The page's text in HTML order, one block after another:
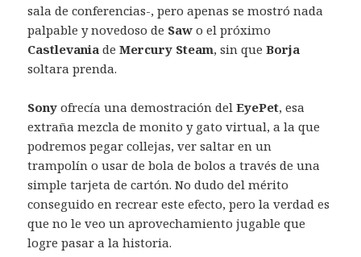
sala de conferencias-, pero apenas se mostró nada
palpable y novedoso de Saw o el próximo
Castlevania deMercury Steam, sin queBorja
soltara prenda.
Sonyofrecía una demostración delEyePet, esa
extraña mezcla de monito y gato virtual, a la que
podremos pegar collejas, ver saltar en un
trampolín o usar de bola de bolos a través de una
simple tarjeta de cartón. No dudo del mérito
conseguido en recrear este efecto, pero la verdad es
que no le veo un aprovechamiento jugable que
logre pasar a la historia.